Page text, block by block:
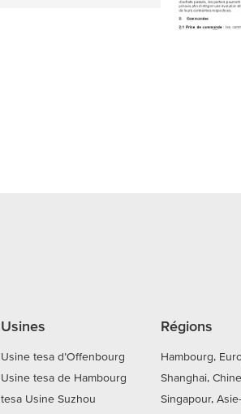
Usines
Usine tesa d’Offenbourg
Usine tesa de Hambourg
tesa Usine Suzhou
Régions
Hambourg,
Shanghai, Chine
Singapour,